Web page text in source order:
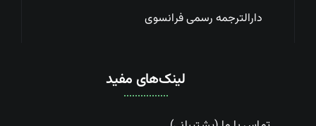
دارالترجمه رسمی فرانسوی
لینک‌های مفید